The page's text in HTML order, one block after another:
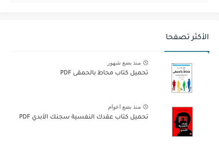
الأكثر تصفحا
منذ بضع شهور
تحميل كتاب محاط بالحمقى PDF
منذ بضع اعوام
تحميل كتاب عقدك النفسية سجنك الأبدي PDF